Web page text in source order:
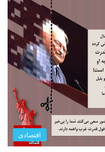
اقتصادی